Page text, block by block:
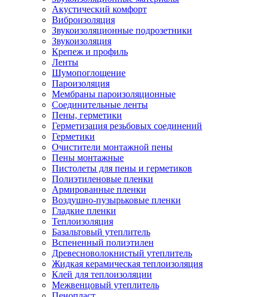
Акустический комфорт
Виброизоляция
Звукоизоляционные подрозетники
Звукоизоляция
Крепеж и профиль
Ленты
Шумопоглощение
Пароизоляция
Мембраны пароизоляционные
Соединительные ленты
Пены, герметики
Герметизация резьбовых соединений
Герметики
Очистители монтажной пены
Пены монтажные
Пистолеты для пены и герметиков
Полиэтиленовые пленки
Армированные пленки
Воздушно-пузырьковые пленки
Гладкие пленки
Теплоизоляция
Базальтовый утеплитель
Вспененный полиэтилен
Древесноволокнистый утеплитель
Жидкая керамическая теплоизоляция
Клей для теплоизоляции
Межвенцовый утеплитель